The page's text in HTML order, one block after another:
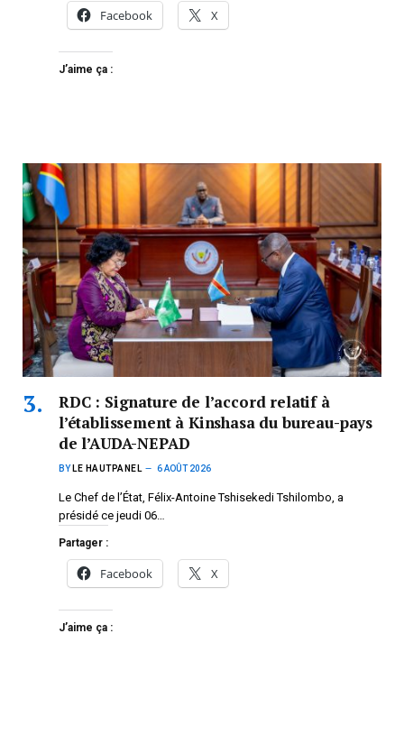
Facebook X
J’aime ça :
RDC : Signature de l’accord relatif à
l’établissement à Kinshasa du bureau-pays
de l’AUDA-NEPAD
BY LE HAUTPANEL 6 AOÛT 2026
Le Chef de l’État, Félix-Antoine Tshisekedi Tshilombo, a
présidé ce jeudi 06…
Partager :
Facebook X
J’aime ça :